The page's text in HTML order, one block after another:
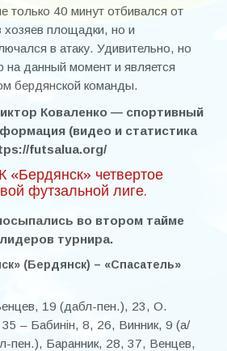
только 40 минут отбивался от
хозяев площадки, но и
в атаку. Удивительно, но
на данный момент и является
бердянской команды.
Коваленко — спортивный
(видео и статистика
futsalua.org/
«Бердянск» четвертое
футзальной лиге.
во втором тайме
турнира.
(Бердянск) – «Спасатель»
19 (дабл-пен.), 23, О.
– Бабинін, 8, 26, Винник, 9 (а/
пен.), Баранник, 28, 37, Венцев,